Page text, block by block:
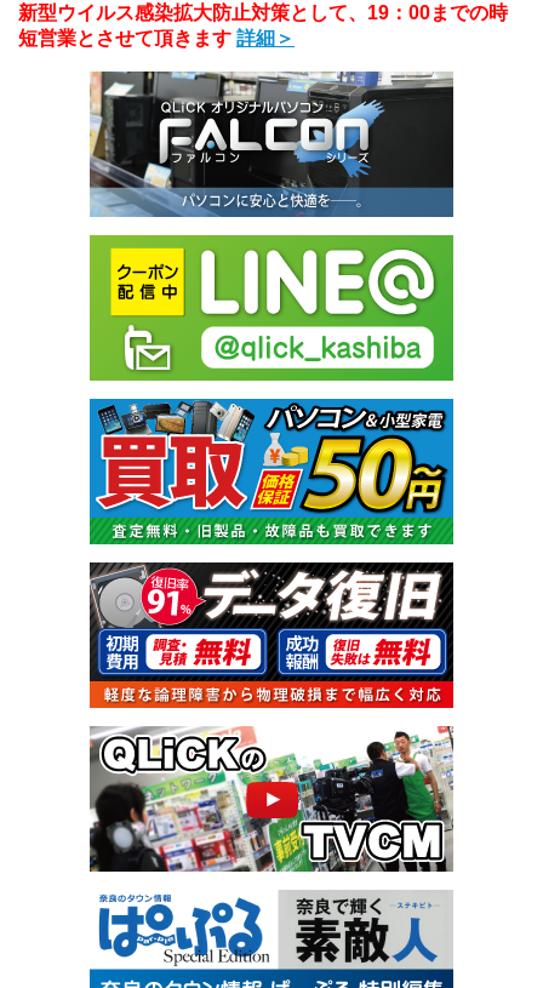
新型ウイルス感染拡大防止対策として、19：00までの時
短営業とさせて頂きます 詳細＞